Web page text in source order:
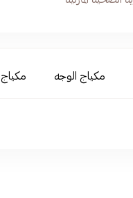
مكياج الوجه